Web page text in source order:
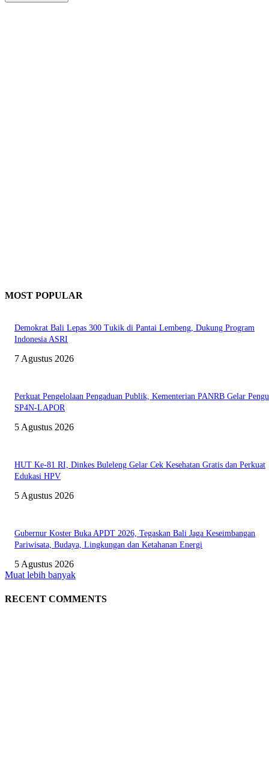
MOST POPULAR
Demokrat Bali Lepas 300 Tukik di Pantai Lembeng, Dukung Program
Indonesia ASRI
7 Agustus 2026
Perkuat Pengelolaan Pengaduan Publik, Kementerian PANRB Gelar
SP4N-LAPOR
5 Agustus 2026
HUT Ke-81 RI, Dinkes Buleleng Gelar Cek Kesehatan Gratis dan Perkuat
Edukasi HPV
5 Agustus 2026
Gubernur Koster Buka APDT 2026, Tegaskan Bali Jaga Keseimbangan
Pariwisata, Budaya, Lingkungan dan Ketahanan Energi
5 Agustus 2026
Muat lebih banyak
RECENT COMMENTS